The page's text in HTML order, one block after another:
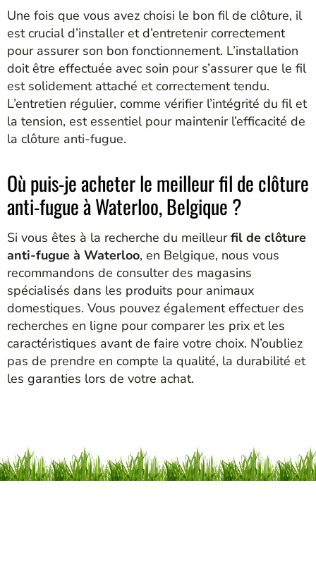
Une fois que vous avez choisi le bon fil de clôture, il
est crucial d’installer et d’entretenir correctement
pour assurer son bon fonctionnement. L’installation
doit être effectuée avec soin pour s’assurer que le fil
est solidement attaché et correctement tendu.
L’entretien régulier, comme vérifier l’intégrité du fil et
la tension, est essentiel pour maintenir l’efficacité de
la clôture anti-fugue.
Où puis-je acheter le meilleur fil de clôture
anti-fugue à Waterloo, Belgique ?
Si vous êtes à la recherche du meilleurfil de clôture
anti-fugue à Waterloo, en Belgique, nous vous
recommandons de consulter des magasins
spécialisés dans les produits pour animaux
domestiques. Vous pouvez également effectuer des
recherches en ligne pour comparer les prix et les
caractéristiques avant de faire votre choix. N’oubliez
pas de prendre en compte la qualité, la durabilité et
les garanties lors de votre achat.